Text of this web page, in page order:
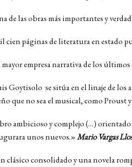
de las obras más importantes y
cien páginas de literatura en estado
mayor empresa narrativa de los
Goytisolo se sitúa en el linaje de los
que no sea el musical, como Proust
ambicioso y complejo (…) orientado
unos nuevos.»Mario Vargas
clásico consolidado y una novela